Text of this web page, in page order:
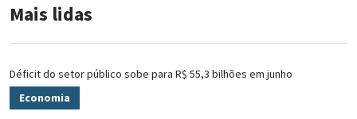
Mais lidas
Déficit do setor público sobe para R$ 55,3 bilhões em junho
Economia